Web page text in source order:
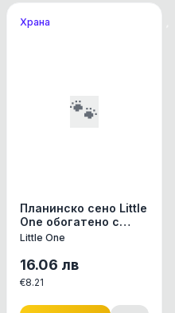
Храна
🐾
Планинско сено Little
One обогатено с
глухарче 400 гр.
Little One
16.06 лв
€8.21